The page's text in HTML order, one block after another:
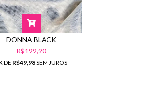
DONNA BLACK
R$199,90
DE R$49,98SEM JUROS